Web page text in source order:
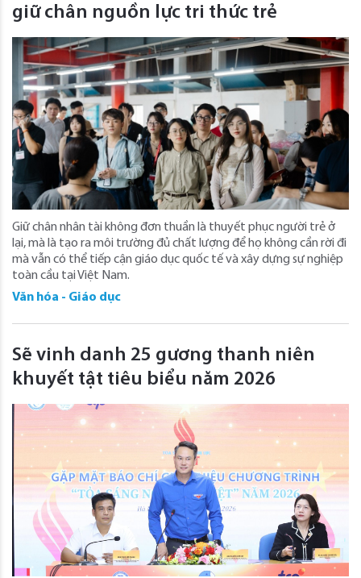
giữ chân nguồn lực tri thức trẻ
Giữ chân nhân tài không đơn thuần là thuyết phục người trẻ ở
lại, mà là tạo ra môi trường đủ chất lượng để họ không cần rời đi
mà vẫn có thể tiếp cận giáo dục quốc tế và xây dựng sự nghiệp
toàn cầu tại Việt Nam.
Văn hóa - Giáo dục
Sẽ vinh danh 25 gương thanh niên
khuyết tật tiêu biểu năm 2026